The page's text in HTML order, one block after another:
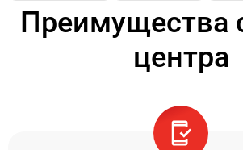
Преимущества
центра